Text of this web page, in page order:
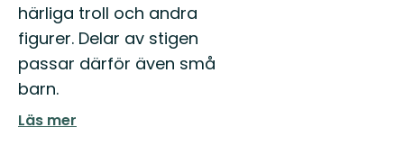
härliga troll och andra
figurer. Delar av stigen
passar därför även små
barn.
Läs mer